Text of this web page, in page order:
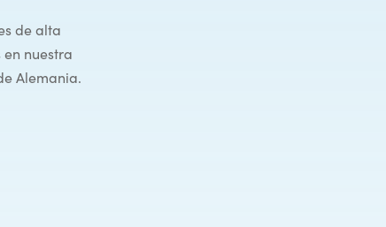
de alta
nuestra
Alemania.